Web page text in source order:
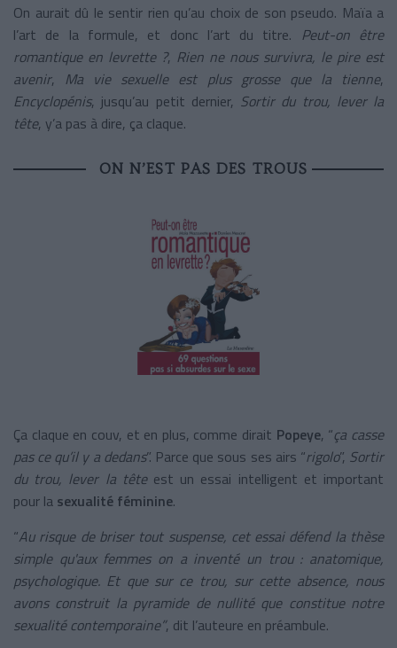
On aurait dû le sentir rien qu’au choix de son pseudo. Maïa a
l’art de la formule, et donc l’art du titre. Peut-on être
romantique en levrette ?, Rien ne nous survivra, le pire est
avenir, Ma vie sexuelle est plus grosse que la tienne,
Encyclopénis, jusqu’au petit dernier, Sortir du trou, lever la
tête, y’a pas à dire, ça claque.
ON N’EST PAS DES TROUS
Ça claque en couv, et en plus, comme dirait Popeye, “ça casse
pas ce qu’il y a dedans”. Parce que sous ses airs “rigolo”, Sortir
du trou, lever la têteest un essai intelligent et important
pour la sexualité féminine.
“Au risque de briser tout suspense, cet essai défend la thèse
simple qu'aux femmes on a inventé un trou : anatomique,
psychologique. Et que sur ce trou, sur cette absence, nous
avons construit la pyramide de nullité que constitue notre
sexualité contemporaine”, dit l’auteure en préambule.